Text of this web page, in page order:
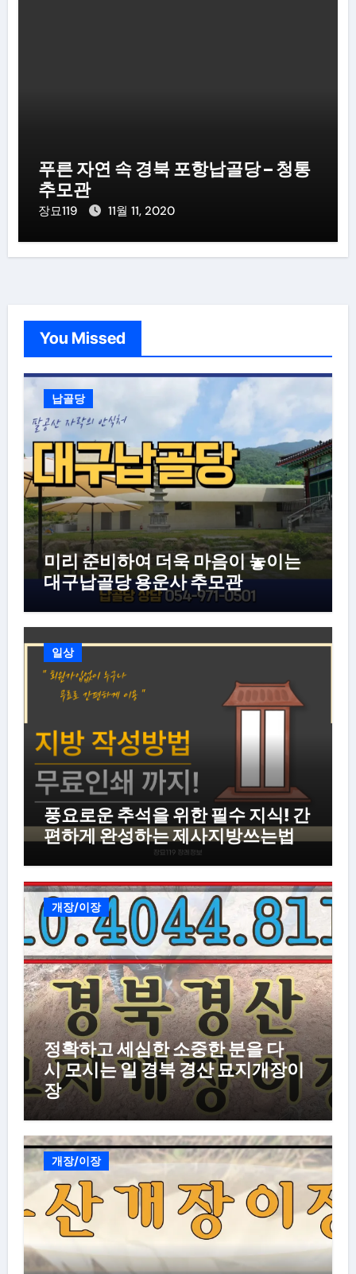
푸른 자연 속 경북 포항납골당 – 청통
추모관
장묘119 11월 11, 2020
You Missed
납골당
미리 준비하여 더욱 마음이 놓이는
대구납골당 용운사 추모관
일상
풍요로운 추석을 위한 필수 지식! 간
편하게 완성하는 제사지방쓰는법
개장/이장
정확하고 세심한 소중한 분을 다
시 모시는 일 경북 경산 묘지개장이
장
개장/이장